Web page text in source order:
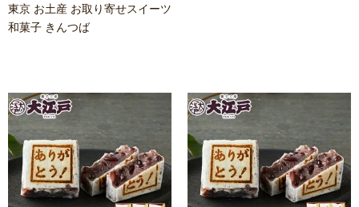
東京 お土産 お取り寄せスイーツ
和菓子 きんつば